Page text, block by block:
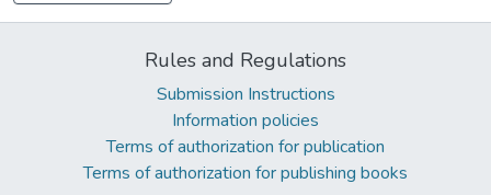
Rules and Regulations
Submission Instructions
Information policies
Terms of authorization for publication
Terms of authorization for publishing books